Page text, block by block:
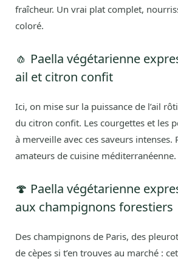
fraîcheur. Un vrai plat complet,
coloré.
🧄 Paella végétarienne
ail et citron confit
Ici, on mise sur la puissance de l’ail
du citron confit. Les courgettes et les
à merveille avec ces saveurs intenses.
amateurs de cuisine méditerranéenne.
🍄 Paella végétarienne
aux champignons forestiers
Des champignons de Paris, des
de cèpes si t’en trouves au marché :